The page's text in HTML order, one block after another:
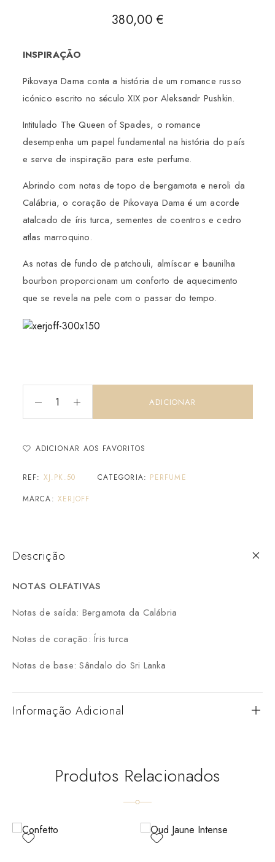
380,00€
INSPIRAÇÃO
Pikovaya Dama conta a história de um romance russo
icónico escrito no século XIX por Aleksandr Pushkin.
Intitulado The Queen of Spades, o romance
desempenha um papel fundamental na história do país
e serve de inspiração para este perfume.
Abrindo com notas de topo de bergamota e neroli da
Calábria, o coração de Pikovaya Dama é um acorde
atalcado de íris turca, sementes de coentros e cedro
atlas marroquino.
As notas de fundo de patchouli, almíscar e baunilha
bourbon proporcionam um conforto de aquecimento
que se revela na pele com o passar do tempo.
ADICIONAR
ADICIONAR AOS FAVORITOS
REF: XJ.PK.50 CATEGORIA: PERFUME
MARCA: XERJOFF
Descrição
NOTAS OLFATIVAS
Notas de saída: Bergamota da Calábria
Notas de coração: Íris turca
Notas de base: Sândalo do Sri Lanka
Informação Adicional
Produtos Relacionados